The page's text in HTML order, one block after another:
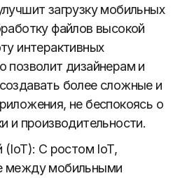
загрузку мобильных
файлов высокой
интерактивных
позволит дизайнерам и
более сложные и
не беспокоясь о
и производительности.
(IoT): С ростом IoT,
между мобильными